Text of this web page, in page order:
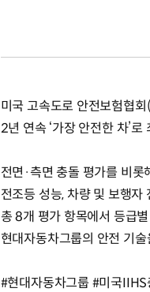
미국 고속도로 안전보험협
2년 연속 ‘가장 안전한 차’
전면·측면 충돌 평가를 비롯
전조등 성능, 차량 및 보행자
총 8개 평가 항목에서 등급
현대자동차그룹의 안전 기
#현대자동차그룹 #미국